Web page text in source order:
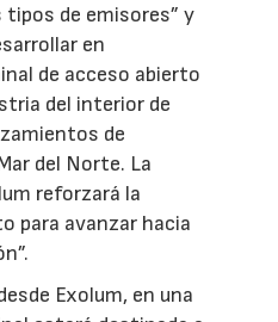
de emisores” y
en
de acceso abierto
del interior de
de
del Norte. La
reforzará la
para avanzar hacia
Exolum, en una